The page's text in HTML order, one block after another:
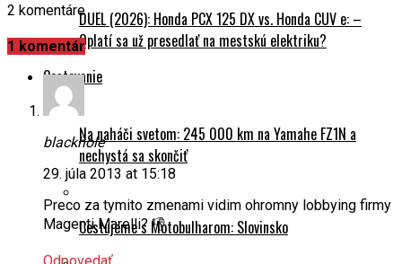
DUEL (2026): Honda PCX 125 DX vs. Honda CUV e: –
Oplatí sa už presedlať na mestskú elektriku?
Cestovanie
Na naháči svetom: 245 000 km na Yamahe FZ1N a
nechystá sa skončiť
Cestujeme s Motobulharom: Slovinsko
2 komentáre
1 komentár
blackhole
29. júla 2013 at 15:18
Preco za tymito zmenami vidim ohromny lobbying firmy
Magenti Marelli? 👎
Odpovedať